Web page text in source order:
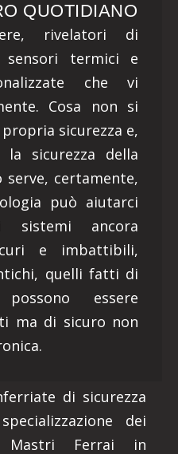
QUOTIDIANO
rivelatori di
sensori termici e
che vi
Cosa non si
sicurezza e,
sicurezza della
certamente,
può aiutarci
ancora
e imbattibili,
quelli fatti di
essere
ma di sicuro non
di sicurezza
dei
Mastri Ferrai in